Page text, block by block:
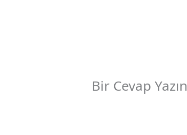
Bir Cevap Yazın